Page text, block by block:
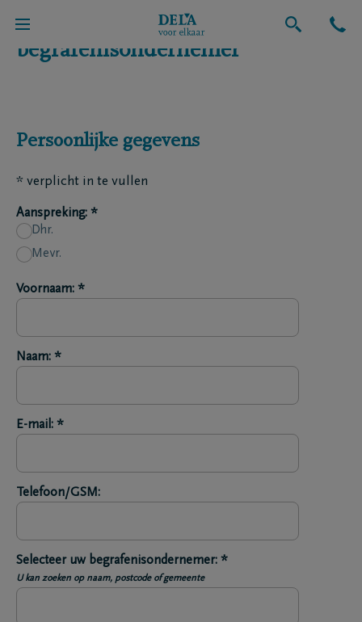
Uitvaart
Maak een afspraak met een
begrafenisondernemer
Persoonlijke gegevens
* verplicht in te vullen
Aanspreking: *
Dhr.
Mevr.
Voornaam: *
Naam: *
E-mail: *
Telefoon/GSM:
Selecteer uw begrafenisondernemer: *
U kan zoeken op naam, postcode of gemeente